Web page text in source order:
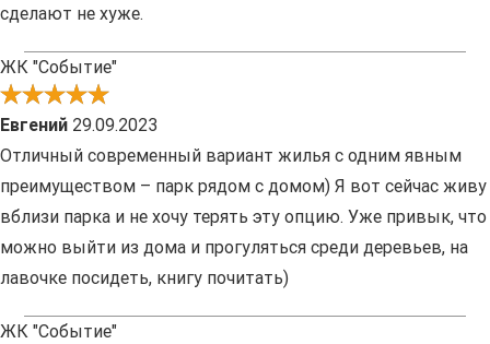
сделают не хуже.
ЖК "Событие"
Евгений 29.09.2023
Отличный современный вариант жилья с одним явным
преимуществом – парк рядом с домом) Я вот сейчас живу
вблизи парка и не хочу терять эту опцию. Уже привык, что
можно выйти из дома и прогуляться среди деревьев, на
лавочке посидеть, книгу почитать)
ЖК "Событие"